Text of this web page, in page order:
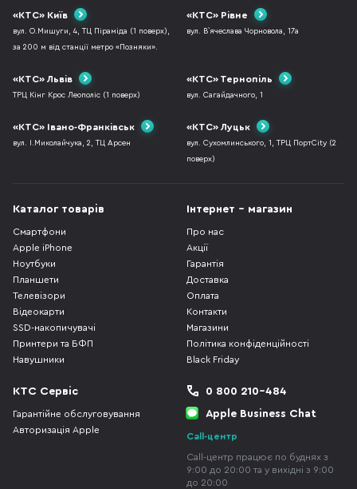
«КТС» Київ
вул. О.Мишуги, 4, ТЦ Піраміда (1 поверх),
за 200 м від станції метро «Позняки».
«КТС» Рівне
вул. В`ячеслава Чорновола, 17а
«КТС» Львів
ТРЦ Кінг Крос Леополіс (1 поверх)
«КТС» Тернопіль
вул. Сагайдачного, 1
«КТС» Івано-Франківськ
вул. І.Миколайчука, 2, ТЦ Арсен
«КТС» Луцьк
вул. Сухомлинського, 1, ТРЦ ПортCity (2
поверх)
Каталог товарів
Смартфони
Apple iPhone
Ноутбуки
Планшети
Телевізори
Відеокарти
SSD-накопичувачі
Принтери та БФП
Навушники
Інтернет - магазин
Про нас
Акції
Гарантія
Доставка
Оплата
Контакти
Магазини
Політика конфіденційності
Black Friday
КТС Сервіс
Гарантійне обслуговування
Авторизація Apple
0 800 210-484
Apple Business Chat
Call-центр
Call-центр працює по буднях з
9:00 до 20:00 та у вихідні з 9:00
до 20:00